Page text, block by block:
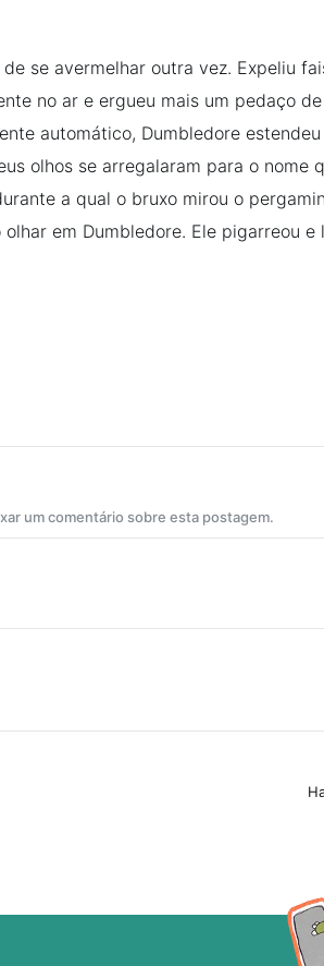
se avermelhar outra vez. Expeliu
no ar e ergueu mais um pedaço
automático, Dumbledore
olhos se arregalaram para o nome
a qual o bruxo mirou o
em Dumbledore. Ele pigarreou e
um comentário sobre esta postagem.